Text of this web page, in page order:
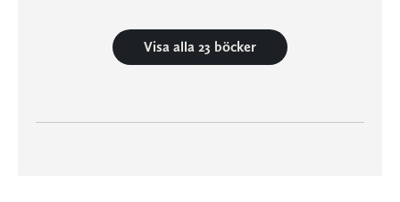
Visa alla 23 böcker